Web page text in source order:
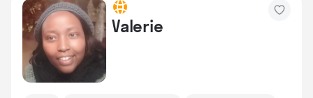
Valerie